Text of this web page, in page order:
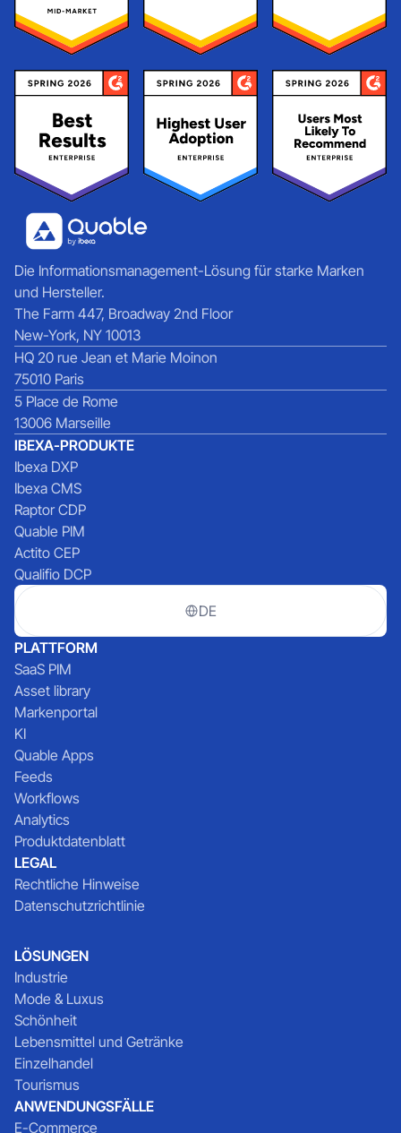
Die Informationsmanagement-Lösung für starke Marken
und Hersteller.
The Farm 447, Broadway 2nd Floor
New-York, NY 10013
HQ 20 rue Jean et Marie Moinon
75010 Paris
5 Place de Rome
13006 Marseille
IBEXA-PRODUKTE
Ibexa DXP
Ibexa CMS
Raptor CDP
Quable PIM
Actito CEP
Qualifio DCP
DE
PLATTFORM
SaaS PIM
Asset library
Markenportal
KI
Quable Apps
Feeds
Workflows
Analytics
Produktdatenblatt
LEGAL
Rechtliche Hinweise
Datenschutzrichtlinie
LÖSUNGEN
Industrie
Mode & Luxus
Schönheit
Lebensmittel und Getränke
Einzelhandel
Tourismus
ANWENDUNGSFÄLLE
E-Commerce